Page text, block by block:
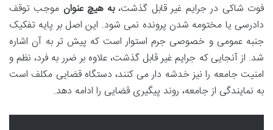
فوت شاکی در جرایم غیر قابل گذشت،به هیچ عنوان موجب توقف
دادرسی یا مختومه شدن پرونده نمی شود. این اصل بر پایه تفکیک
جنبه عمومی و خصوصی جرم استوار است که پیش تر به آن اشاره
شد. از آنجایی که جرایم غیر قابل گذشت، علاوه بر ضرر به فرد، نظم و
امنیت جامعه را نیز خدشه دار می کنند، دستگاه قضایی مکلف است
به نمایندگی از جامعه، روند پیگیری قضایی را ادامه دهد.